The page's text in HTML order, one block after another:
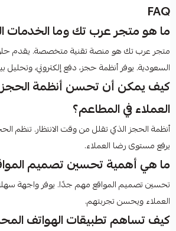
FAQ
ما هو متجر عرب تك وما الخدمات
متجر عرب تك هو منصة تقنية متخصصة. يقدم
السعودية. يوفر أنظمة حجز، دفع إلكتروني، وتحليل
كيف يمكن أن تحسن أنظمة الحجز
العملاء في المطاعم؟
أنظمة الحجز الذكي تقلل من وقت الانتظار. تنظم
يرفع مستوى رضا العملاء.
ما هي أهمية تحسين تصميم
تحسين تصميم المواقع مهم جدًا. يوفر واجهة
العملاء ويحسن تجربتهم.
كيف تساهم تطبيقات الهواتف